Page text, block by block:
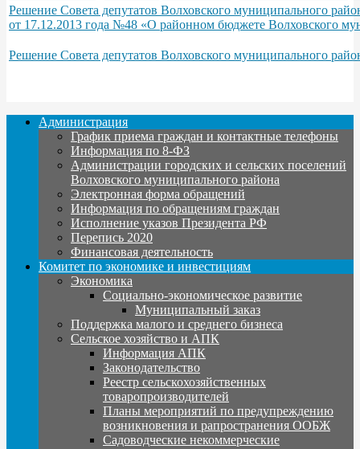
Решение Совета депутатов Волховского муниципального
от 17.12.2013 года №48 «О районном бюджете Волховского
Решение Совета депутатов Волховского муниципального
Администрация
График приема граждан и контактные телефоны
Информация по 8-ФЗ
Администрации городских и сельских поселений
Волховского муниципального района
Электронная форма обращений
Информация по обращениям граждан
Исполнение указов Президента РФ
Перепись 2020
Финансовая деятельность
Комитет по экономике и инвестициям
Экономика
Социально-экономическое развитие
Муниципальный заказ
Поддержка малого и среднего бизнеса
Сельское хозяйство и АПК
Информация АПК
Законодательство
Реестр сельскохозяйственных
товаропроизводителей
Планы мероприятий по предупреждению
возникновения и рапространения ООБЖ
Садоводческие некоммерческие